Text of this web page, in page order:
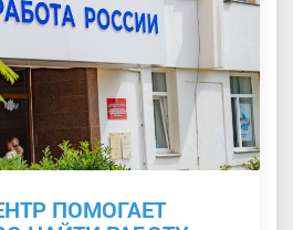
ПОМОГАЕТ